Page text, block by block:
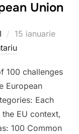
Union
Publicat
pe
15 ianuarie
100 challenges
European
Each
EU context,
100 Common